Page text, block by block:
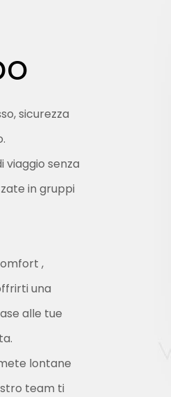
sicurezza
viaggio senza
in gruppi
,
una
alle tue
lontane
team ti